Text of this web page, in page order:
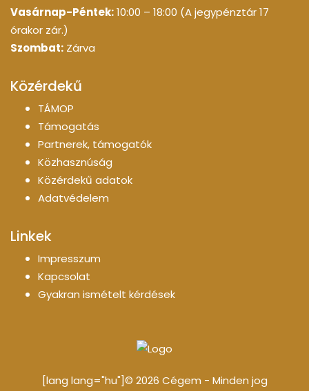
Vasárnap-Péntek:10:00 – 18:00 (A jegypénztár 17
órakor zár.)
Szombat: Zárva
Közérdekű
TÁMOP
Támogatás
Partnerek, támogatók
Közhasznúság
Közérdekű adatok
Adatvédelem
Linkek
Impresszum
Kapcsolat
Gyakran ismételt kérdések
[lang lang="hu"]© 2026 Cégem - Minden jog